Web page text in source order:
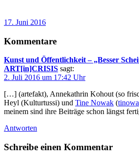
17. Juni 2016
Kommentare
Kunst und Öffentlichkeit – „Besser
ART[in]CRISIS sagt:
2. Juli 2016 um 17:42 Uhr
[…] (artefakt), Annekathrin Kohout (so
Heyl (Kulturtussi) und Tine Nowak (tinowa
meinem sind ihre Beiträge schon längst
Antworten
Schreibe einen Kommentar